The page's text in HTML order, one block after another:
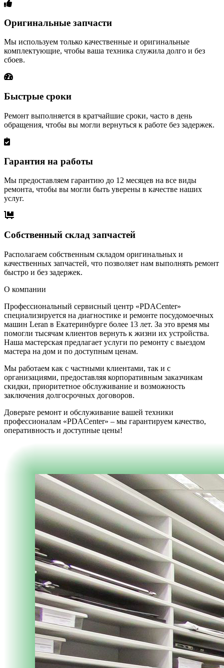
Оригинальные запчасти
Мы используем только качественные и оригинальные
комплектующие, чтобы ваша техника служила долго и без
сбоев.
Быстрые сроки
Ремонт выполняется в кратчайшие сроки, часто в день
обращения, чтобы вы могли вернуться к работе без задержек.
Гарантия на работы
Мы предоставляем гарантию до 12 месяцев на все виды
ремонта, чтобы вы могли быть уверены в качестве наших
услуг.
Собственный склад запчастей
Располагаем собственным складом оригинальных и
качественных запчастей, что позволяет нам выполнять ремонт
быстро и без задержек.
О компании
Профессиональный сервисный центр «PDACenter»
специализируется на диагностике и ремонте посудомоечных
машин Leran в Екатеринбурге более 13 лет. За это время мы
помогли тысячам клиентов вернуть к жизни их устройства.
Наша мастерская предлагает услуги по ремонту с выездом
мастера на дом и по доступным ценам.
Мы работаем как с частными клиентами, так и с
организациями, предоставляя корпоративным заказчикам
скидки, приоритетное обслуживание и возможность
заключения долгосрочных договоров.
Доверьте ремонт и обслуживание вашей техники
профессионалам «PDACenter» – мы гарантируем качество,
оперативность и доступные цены!